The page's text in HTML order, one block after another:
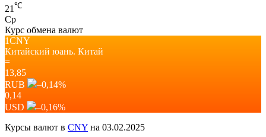
21 ℃
Ср
Курс обмена валют
1CNY
Китайский юань. Китай
=
13,85
RUB
–0,14%
0,14
USD
–0,16%
Курсы валют в CNY на 03.02.2025